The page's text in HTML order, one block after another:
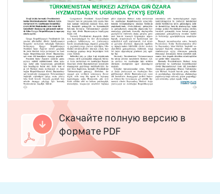
Скачайте полную версию в
формате PDF